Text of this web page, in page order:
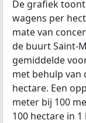
De grafiek
wagens per
mate van
de buurt Saint-
gemiddelde
met behulp van
hectare. Een
meter bij 100
100 hectare in 1